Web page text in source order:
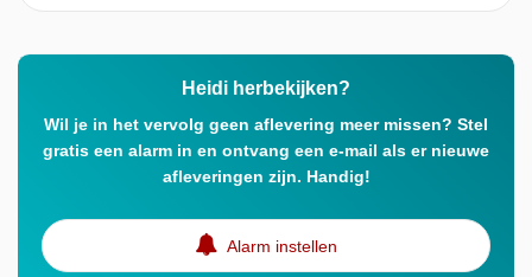
Heidi herbekijken?
Wil je in het vervolg geen aflevering meer missen? Stel
gratis een alarm in en ontvang een e-mail als er nieuwe
afleveringen zijn. Handig!
Alarm instellen